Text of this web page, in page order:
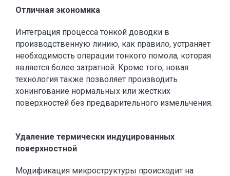
Отличная экономика
Интеграция процесса тонкой доводки в
производственную линию, как правило, устраняет
необходимость операции тонкого помола, которая
является более затратной. Кроме того, новая
технология также позволяет производить
хонингование нормальных или жестких
поверхностей без предварительного измельчения.
Удаление термически индуцированных
поверхностной
Модификация микроструктуры происходит на